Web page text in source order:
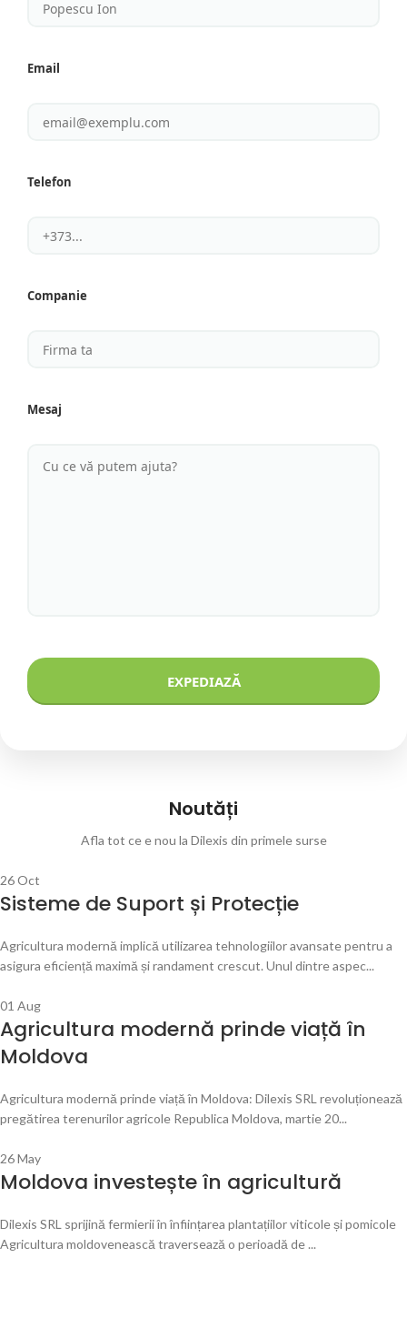
Email
Telefon
Companie
Mesaj
Noutăți
Afla tot ce e nou la Dilexis din primele surse
26Oct
Sisteme de Suport și Protecție
Agricultura modernă implică utilizarea tehnologiilor avansate pentru a
asigura eficiență maximă și randament crescut. Unul dintre aspec...
01 Aug
Agricultura modernă prinde viață în
Moldova
Agricultura modernă prinde viață în Moldova: Dilexis SRL revoluționează
pregătirea terenurilor agricole Republica Moldova, martie 20...
26May
Moldova investește în agricultură
Dilexis SRL sprijină fermierii în înființarea plantațiilor viticole și pomicole
Agricultura moldovenească traversează o perioadă de ...